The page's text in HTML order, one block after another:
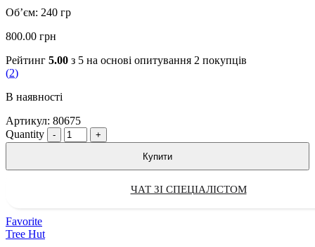
Об’єм: 240 гр
800.00 грн
Рейтинг 5.00 з 5 на основі опитування 2 покупців
(2)
В наявності
Артикул: 80675
Quantity
Купити
ЧАТ ЗІ СПЕЦІАЛІСТОМ
Favorite
Tree Hut